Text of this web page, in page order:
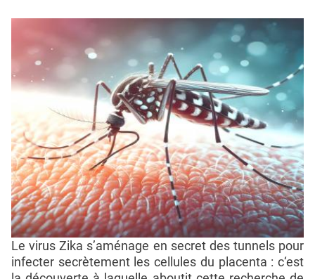
Le virus Zika s’aménage en secret des tunnels pour
infecter secrètement les cellules du placenta : c‘est